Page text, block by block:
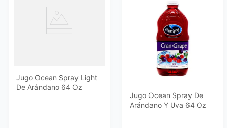
Jugo Ocean Spray Light
De Arándano 64 Oz
Jugo Ocean Spray De
Arándano Y Uva 64 Oz